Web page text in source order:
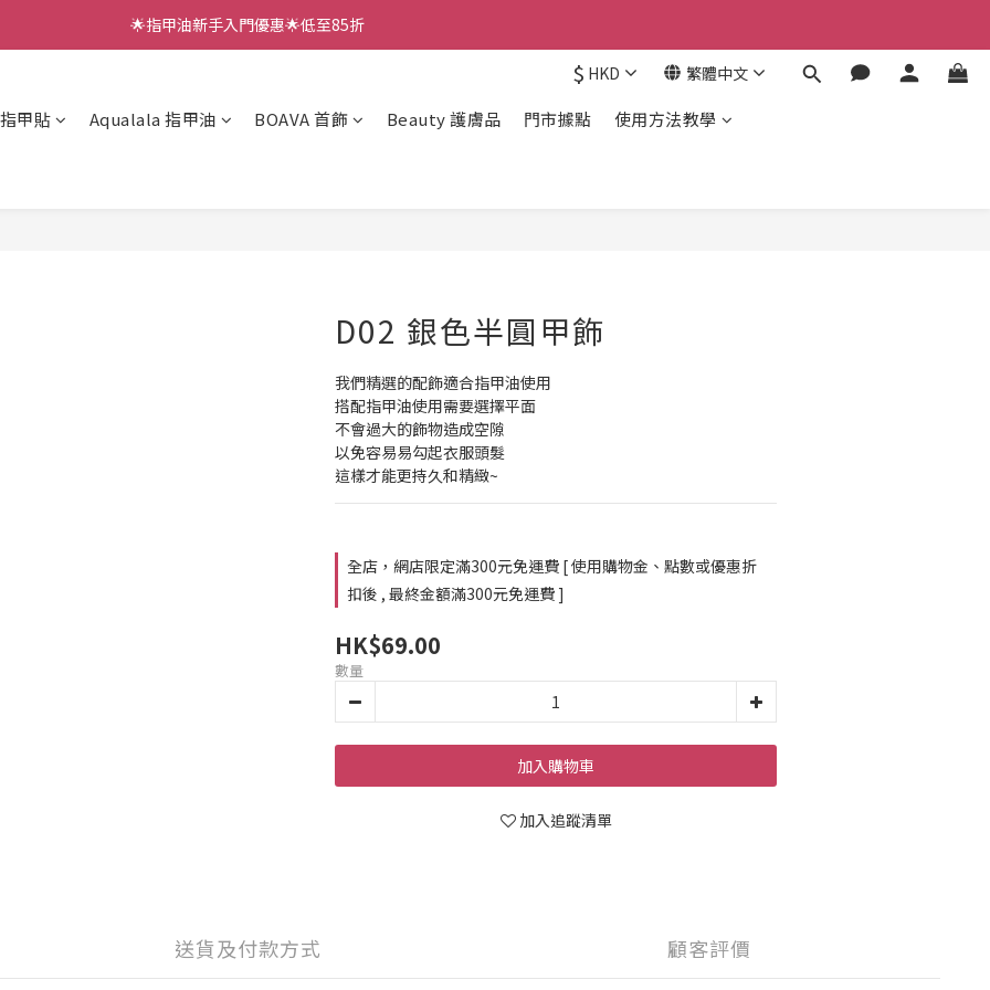
🌟指甲油新手入門優惠🌟低至85折
🌟指甲油新手入門優惠🌟低至85折
🌟指甲油新手入門優惠🌟低至85折
$ HKD 繁體中文
甲貼 Aqualala 指甲油 BOAVA 首飾 Beauty 護膚品 門市據點 使用方法教學
D02 銀色半圓甲飾
我們精選的配飾適合指甲油使用
搭配指甲油使用需要選擇平面
不會過大的飾物造成空隙
以免容易易勾起衣服頭髮
這樣才能更持久和精緻~
全店，網店限定滿300元免運費 [ 使用購物金、點數或優惠折
扣後 , 最終金額滿300元免運費 ]
HK$69.00
數量
加入購物車
加入追蹤清單
送貨及付款方式 顧客評價